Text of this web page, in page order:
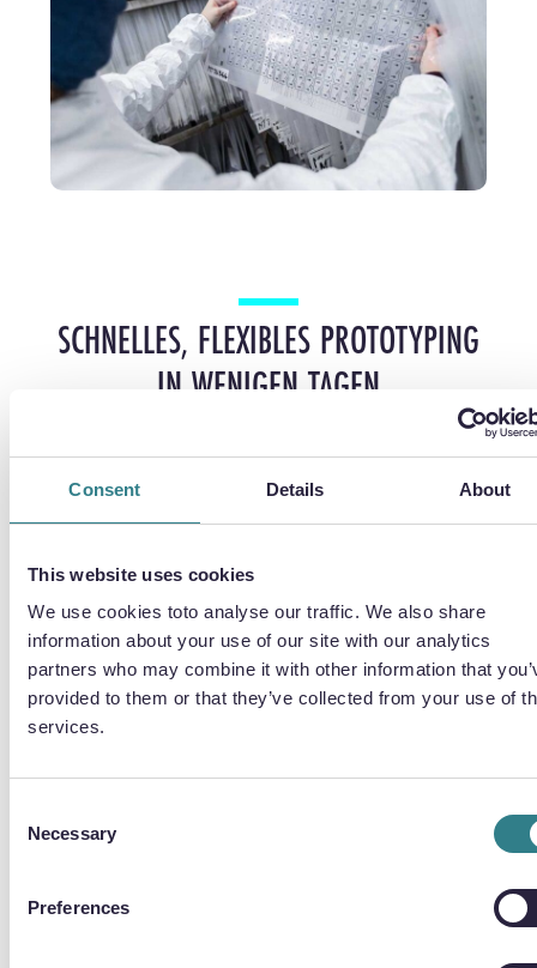
Consent Details About
This website uses cookies
We use cookies toto analyse our traffic. We also share
information about your use of our site with our analytics
partners who may combine it with other information that
provided to them or that they’ve collected from your use of
services.
Selection
Necessary
Preferences
SCHNELLES, FLEXIBLES PROTOTYPING
IN WENIGEN TAGEN
dem physischen Prozess verbundenen Kosten
minimieren so die Ausgaben. Und da alle
werden - ohne Gratbildung - fallen keine
weiteren Kosten für zusätzliche Prozesse an.
Chargen von Bauteilen können mit einem
einzigen Werkzeug in einem Produktionslauf
- verkürzt werden können.